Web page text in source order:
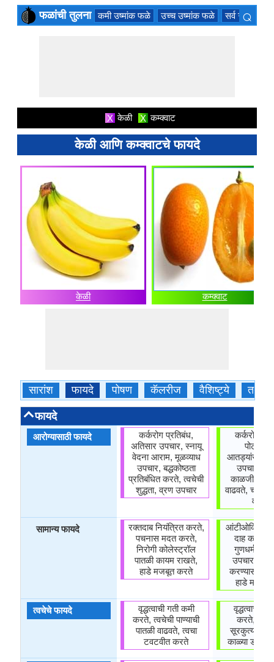
फळांची तुलना कमी उष्मांक फळे उच्च उष्मांक फळे सर्व ऋतु फळे
⌕
X केळी X कम्क्वाट
केळी आणि कम्क्वाटचे फायदे
केळी कम्क्वाट
सारांश फायदे पोषण कॅलरीज वैशिष्ट्ये तथ्ये
फायदे
आरोग्यासाठी फायदे
सामान्य फायदे
त्वचेचे फायदे
कर्करोग प्रतिबंध,
अतिसार उपचार, स्नायू
वेदना आराम, मूळव्याध
उपचार, बद्धकोष्ठता
प्रतिबंधित करते, त्वचेची
शुद्धता, व्रण उपचार
रक्तदाब नियंत्रित करते,
पचनास मदत करते,
निरोगी कोलेस्ट्रॉल
पातळी कायम राखते,
हाडे मजबूत करते
वृद्धत्वाची गती कमी
करते, त्वचेची पाण्याची
पातळी वाढवते, त्वचा
टवटवीत करते
कर्करोग
आतड्यांसंबंधी
उपचार,
काळजी,
वाढवते,
वाढवते
आंटीओक्सिडंट
दाह कमी
गुणधर्म,
उपचार,
करण्यास
हाडे मजबूत
वृद्धत्वाची
करते,
सूरकुत्या
काळ्या